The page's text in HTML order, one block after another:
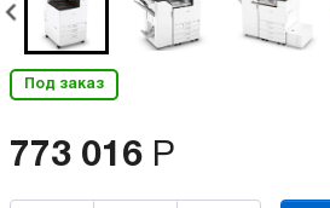
Под заказ
773 016 Р